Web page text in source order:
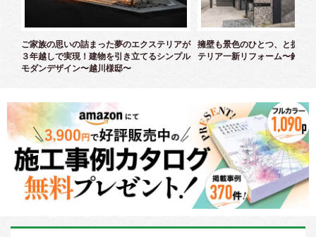
ご家族の思いの詰まった夢のエクステリアが
３年越しで実現！建物を引き立てるシンプル
モダンデザイン〜越川様邸〜
擁壁も景色のひとつ、と捉え
テリア一新リフォーム〜鈴木